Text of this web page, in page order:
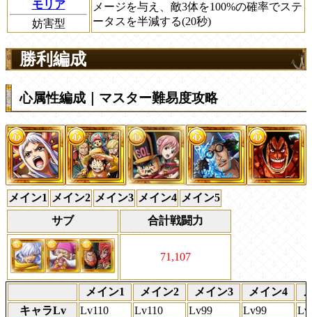
モリア
妨害型
メージを与え、敵3体を100%の確率でステ
ータスを半減する(20秒)
勝利編成
心属性編成｜マスター難易度攻略
メイン1 メイン2 メイン3 メイン4 メイン5
サブ
合計戦闘力
71,107
メイン1 メイン2 メイン3 メイン4
キャラLv
Lv110 Lv110 Lv99 Lv99